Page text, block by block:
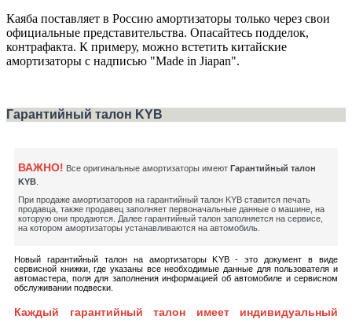
Каяба поставляет в Россию амортизаторы только через свои
официальные представительства. Опасайтесь подделок,
контрафакта. К примеру, можно встетить китайские
амортизаторы с надписью "Made in Jiapan".
Гарантийный талон KYB
ВАЖНО! Все оригинальные амортизаторы имеют Гарантийный талон
KYB
При продаже амортизаторов на гарантийный талон KYB ставится печать
продавца, также продавец заполняет первоначальные данные о машине, на
которую они продаются. Далее гарантийный талон заполняется на сервисе,
на котором амортизаторы устанавливаются на автомобиль.
Новый гарантийный талон на амортизаторы KYB - это документ в виде
сервисной книжки, где указаны все необходимые данные для пользователя и
автомастера, поля для заполнения информацией об автомобиле и сервисном
обслуживании подвески.
Каждый гарантийный талон имеет индивидуальный